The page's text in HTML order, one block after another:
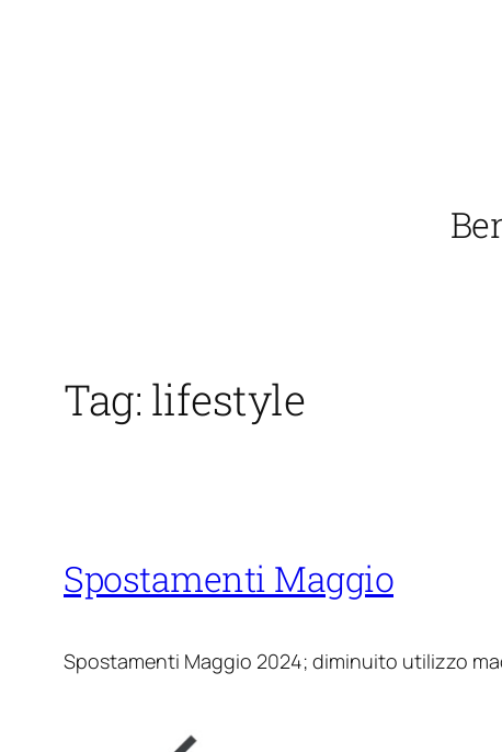
Tag: lifestyle
Spostamenti Maggio
Spostamenti Maggio 2024; diminuito utilizzo